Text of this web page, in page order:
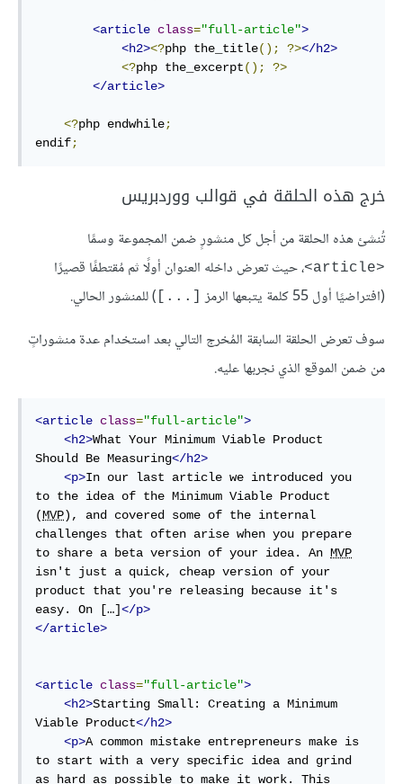
<article class="full-article">
<h2><?php the_title(); ?></h2>
<?php the_excerpt();
?>
</article>
<?php endwhile;
endif;
خرج هذه الحلقة في قوالب ووردبريس
تُنشئ هذه الحلقة من أجل كل منشورٍ ضمن المجموعة وسمًا
<article>
، حيث تعرض داخله العنوان أولًا ثم مُقتطفًا قصيرًا
(افتراضيًا أول 55 كلمة يتبعها الرمز
[...] ) للمنشور الحالي.
سوف تعرض الحلقة السابقة المُخرج التالي بعد استخدام عدة منشوراتٍ
من ضمن الموقع الذي نجربها عليه.
<article class="full-article">
<h2>What Your Minimum Viable Product
Should Be Measuring</h2>
<p>In our last article we introduced you
to the idea of the Minimum Viable Product
(MVP), and covered some of the internal
challenges that often arise when you prepare
to share a beta version of your idea. An MVP
isn't just a quick, cheap version of your
product that you're releasing because it's
easy. On […]</p>
</article>
<article class="full-article">
<h2>Starting Small: Creating a Minimum
Viable Product</h2>
<p>A common mistake entrepreneurs make is
to start with a very specific idea and grind
as hard as possible to make it work. This